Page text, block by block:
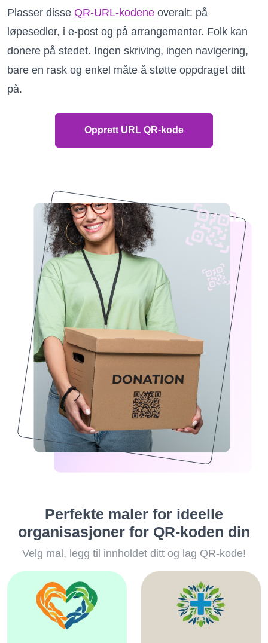
Plasser disse QR-URL-kodene overalt: på
løpesedler, i e-post og på arrangementer. Folk kan
donere på stedet. Ingen skriving, ingen navigering,
bare en rask og enkel måte å støtte oppdraget ditt
på.
Opprett URL QR-kode
Perfekte maler for ideelle
organisasjoner for QR-koden din
Velg mal, legg til innholdet ditt og lag QR-kode!